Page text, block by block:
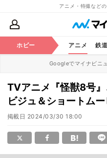
アニメ・特撮など
ホビー アニメ 鉄道
Googleでマイナビニ
TVアニメ『怪獣8号
ビジュ＆ショートム
掲載日 2024/03/30 18:00